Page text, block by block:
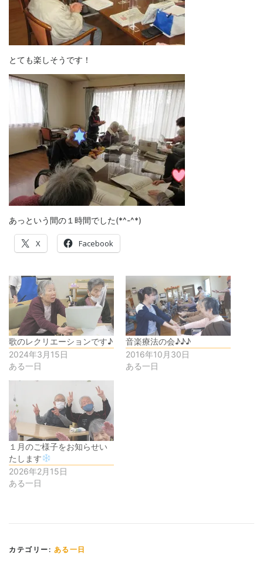
とても楽しそうです！
あっという間の１時間でした(*^-^*)
X Facebook
歌のレクリエーションです♪
2024年3月15日
ある一日
音楽療法の会♪♪♪
2016年10月30日
ある一日
１月のご様子をお知らせい
たします
2026年2月15日
ある一日
カテゴリー: ある一日